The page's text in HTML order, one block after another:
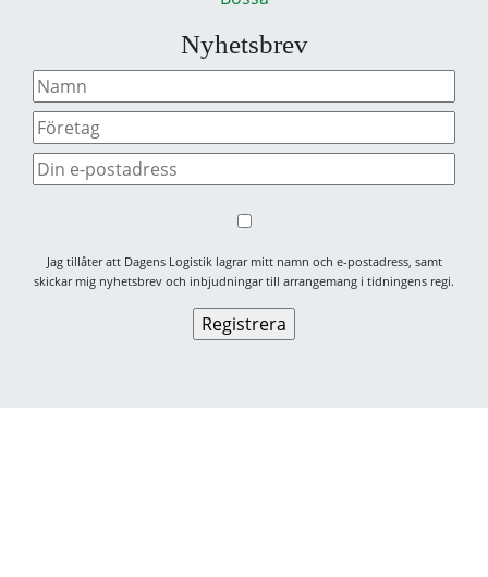
Nyhetsbrev
Jag tillåter att Dagens Logistik lagrar mitt namn och e-postadress, samt
skickar mig nyhetsbrev och inbjudningar till arrangemang i tidningens regi.